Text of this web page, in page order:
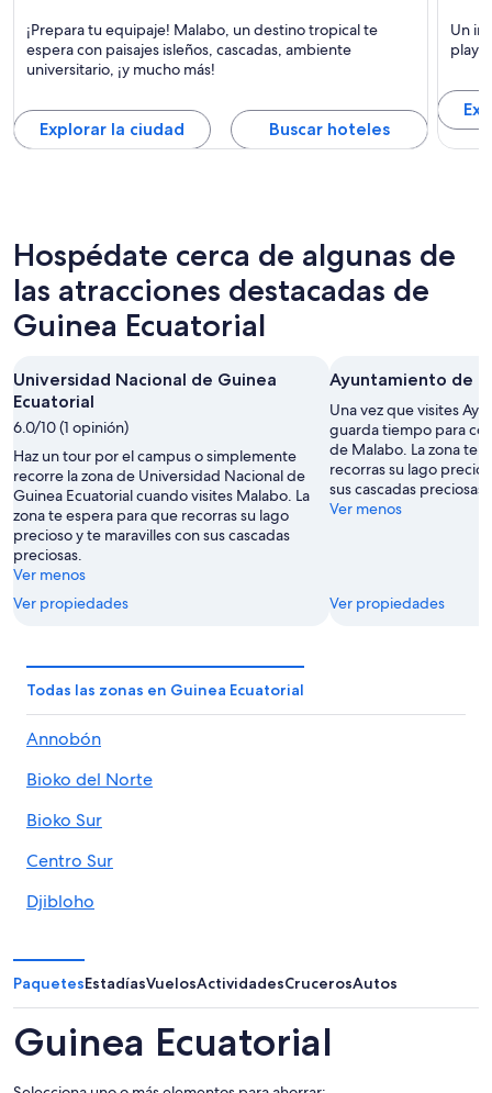
Islas, Tropical y Cascadas
¡Prepara tu equipaje! Malabo, un destino tropical te
espera con paisajes isleños, cascadas, ambiente
universitario, ¡y mucho más!
Explorar la ciudad Buscar hoteles
Un
Hospédate cerca de algunas de
las atracciones destacadas de
Guinea Ecuatorial
Universidad Nacional de Guinea
Ecuatorial
6.0/10 (1 opinión)
Haz un tour por el campus o simplemente
recorre la zona de Universidad Nacional de
Guinea Ecuatorial cuando visites Malabo. La
zona te espera para que recorras su lago
precioso y te maravilles con sus cascadas
preciosas.
Ver menos
Ver propiedades
Ayuntamiento de
Una vez que visites
guarda tiempo para
de Malabo. La zona te
recorras su lago
sus cascadas preciosas.
Ver menos
Ver propiedades
Todas las zonas en Guinea Ecuatorial
Annobón
Bioko del Norte
Bioko Sur
Centro Sur
Djibloho
Litoral
Wele-Nzas
PaquetesEstadíasVuelosActividadesCrucerosAutos
Guinea Ecuatorial